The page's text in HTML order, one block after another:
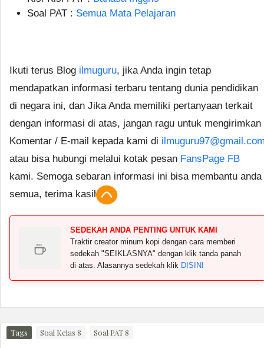
Soal PAT : Semua Mata Pelajaran
Ikuti terus Blog ilmuguru, jika Anda ingin tetap
mendapatkan informasi terbaru tentang dunia pendidikan
di negara ini, dan Jika Anda memiliki pertanyaan terkait
dengan informasi di atas, jangan ragu untuk mengirimkan
Komentar / E-mail kepada kami di
atau bisa hubungi melalui kotak pesan FansPage FB
kami. Semoga sebaran informasi ini bisa membantu anda
semua, terima kasih.
SEDEKAH ANDA PENTING UNTUK KAMI
Traktir creator minum kopi dengan cara memberi
sedekah "SEIKLASNYA" dengan klik tanda panah
di atas. Alasannya sedekah klik DISINI
Tags Soal Kelas 8 Soal PAT 8